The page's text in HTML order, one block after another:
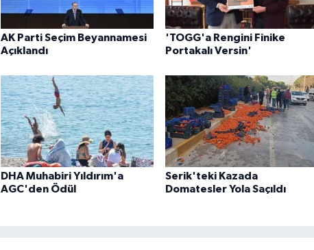
AK Parti Seçim Beyannamesi
Açıklandı
'TOGG'a Rengini Finike
Portakalı Versin'
DHA Muhabiri Yıldırım'a
AGC'den Ödül
Serik'teki Kazada
Domatesler Yola Saçıldı